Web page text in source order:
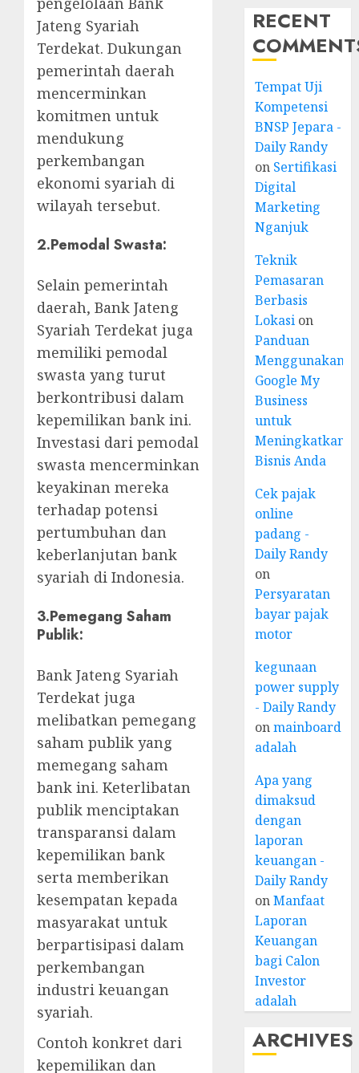
Jateng Syariah
Terdekat. Dukungan
pemerintah daerah
mencerminkan
komitmen untuk
mendukung
perkembangan
ekonomi syariah di
wilayah tersebut.
2.Pemodal Swasta:
Selain pemerintah
daerah, Bank Jateng
Syariah Terdekat juga
memiliki pemodal
swasta yang turut
berkontribusi dalam
kepemilikan bank ini.
Investasi dari pemodal
swasta mencerminkan
keyakinan mereka
terhadap potensi
pertumbuhan dan
keberlanjutan bank
syariah di Indonesia.
3.Pemegang Saham
Publik:
Bank Jateng Syariah
Terdekat juga
melibatkan pemegang
saham publik yang
memegang saham
bank ini. Keterlibatan
publik menciptakan
transparansi dalam
kepemilikan bank
serta memberikan
kesempatan kepada
masyarakat untuk
berpartisipasi dalam
perkembangan
industri keuangan
syariah.
Contoh konkret dari
kepemilikan dan
RECENT
Tempat Uji
Kompetensi
BNSP Jepara -
Daily Randy
on Sertifikasi
Digital
Marketing
Nganjuk
Teknik
Pemasaran
Berbasis
Lokasi on
Panduan
Menggunakan
Google My
Business
untuk
Meningkatkan
Bisnis Anda
Cek pajak
online
padang -
Daily Randy
on
Persyaratan
bayar pajak
motor
kegunaan
power supply
- Daily Randy
onmainboard
adalah
Apa yang
dimaksud
dengan
laporan
keuangan -
Daily Randy
onManfaat
Laporan
Keuangan
bagi Calon
Investor
adalah
ARCHIVES